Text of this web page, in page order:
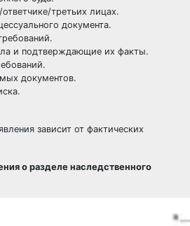
третьих лицах.
документа.
и подтверждающие их факты.
документов.
зависит от фактических
о разделе наследственного